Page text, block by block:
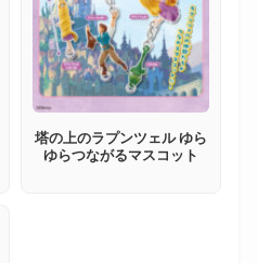
塔の上のラプンツェル ゆら
ゆらつながるマスコット